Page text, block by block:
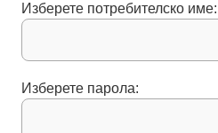
Изберете потребителско име:
Изберете парола: